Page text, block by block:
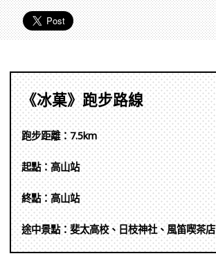
《冰菓》跑步路線
跑步距離：7.5km
起點：高山站
終點：高山站
途中景點：斐太高校、日枝神社、風笛喫茶店